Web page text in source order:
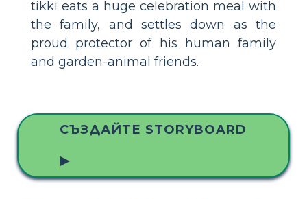
tikki eats a huge celebration meal with
the family, and settles down as the
proud protector of his human family
and garden-animal friends.
СЪЗДАЙТЕ STORYBOARD
▶